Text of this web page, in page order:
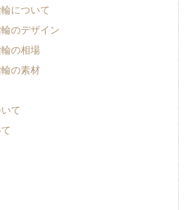
について
のデザイン
の相場
の素材
て